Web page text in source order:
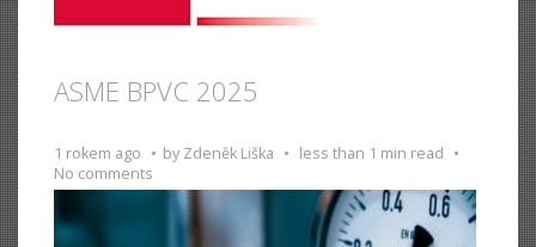
ASME BPVC 2025
1 rokem ago by Zdeněk Liška
less than 1 min read
No comments